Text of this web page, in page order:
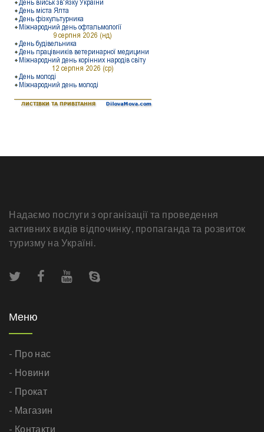
Надаємо послуги з організації та проведення
активних видів відпочинку, пропаганда та розвиток
туризму на Україні.
Меню
- Про нас
- Новини
- Прокат
- Магазин
- Контакти